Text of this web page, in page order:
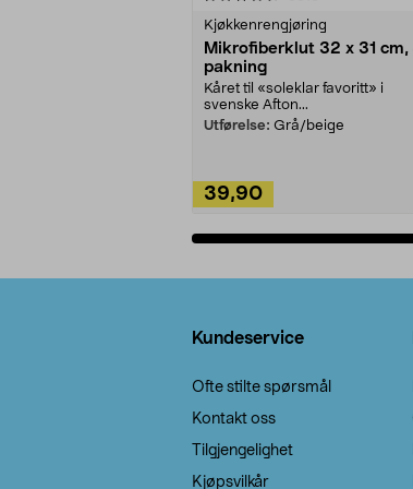
Kjøkkenrengjøring
Mikrofiberklut 32 x 31 cm,
pakning
Kåret til «soleklar favoritt» i
svenske Afton...
Utførelse: Grå/beige
39,90
Kundeservice
Ofte stilte spørsmål
Kontakt oss
Tilgjengelighet
Kjøpsvilkår